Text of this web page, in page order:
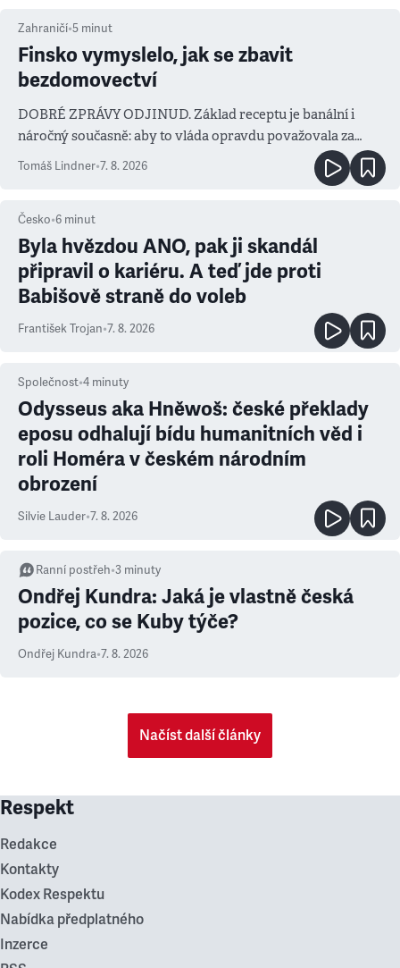
Zahraničí•5 minut
Finsko vymyslelo, jak se zbavit
bezdomovectví
DOBRÉ ZPRÁVY ODJINUD. Základ receptu je banální i
náročný současně: aby to vláda opravdu považovala za
prioritu
Tomáš Lindner•7. 8. 2026
Česko•6 minut
Byla hvězdou ANO, pak ji skandál
připravil o kariéru. A teď jde proti
Babišově straně do voleb
František Trojan•7. 8. 2026
Společnost•4 minuty
Odysseus aka Hněwoš: české překlady
eposu odhalují bídu humanitních věd i
roli Homéra v českém národním
obrození
Silvie Lauder•7. 8. 2026
Ranní postřeh•3 minuty
Ondřej Kundra: Jaká je vlastně česká
pozice, co se Kuby týče?
Ondřej Kundra•7. 8. 2026
Načíst další články
Respekt
Redakce
Kontakty
Kodex Respektu
Nabídka předplatného
Inzerce